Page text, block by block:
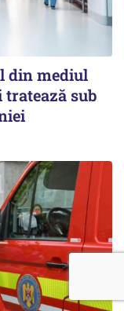
din mediul
tratează sub